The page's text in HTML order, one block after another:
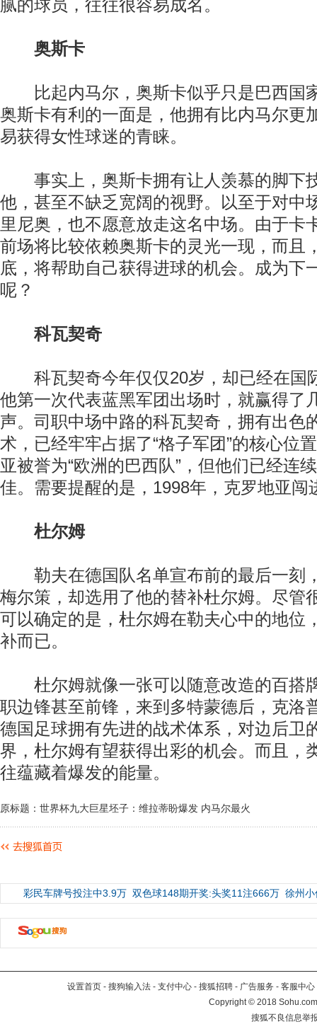
腻的球员，往往很容易成名。
奥斯卡
比起内马尔，奥斯卡似乎只是巴西国
奥斯卡有利的一面是，他拥有比内马尔更
易获得女性球迷的青睐。
事实上，奥斯卡拥有让人羡慕的脚下
他，甚至不缺乏宽阔的视野。以至于对中
里尼奥，也不愿意放走这名中场。由于卡
前场将比较依赖奥斯卡的灵光一现，而且
底，将帮助自己获得进球的机会。成为下
呢？
科瓦契奇
科瓦契奇今年仅仅20岁，却已经在国
他第一次代表蓝黑军团出场时，就赢得了
声。司职中场中路的科瓦契奇，拥有出色
术，已经牢牢占据了“格子军团”的核心位
亚被誉为“欧洲的巴西队”，但他们已经连
佳。需要提醒的是，1998年，克罗地亚闯
杜尔姆
勒夫在德国队名单宣布前的最后一刻
梅尔策，却选用了他的替补杜尔姆。尽管
可以确定的是，杜尔姆在勒夫心中的地位
补而已。
杜尔姆就像一张可以随意改造的百搭
职边锋甚至前锋，来到多特蒙德后，克洛
德国足球拥有先进的战术体系，对边后卫
界，杜尔姆有望获得出彩的机会。而且，
往蕴藏着爆发的能量。
原标题：世界杯九大巨星坯子：维拉蒂盼爆发 内马尔最火
彩民车牌号投注中3.9万 双色球148期开奖:头奖11注666万 徐州
设置首页 - 搜狗输入法 - 支付中心 - 搜狐招聘 - 广告服务 - 客服中心
Copyright©2018
搜狐不良信息举